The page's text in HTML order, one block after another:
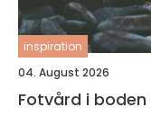
inspiration
04. August 2026